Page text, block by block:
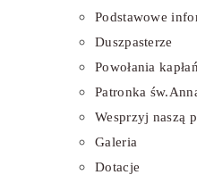
Podstawowe
Duszpasterze
Powołania
Patronka
Wesprzyj naszą
Galeria
Dotacje